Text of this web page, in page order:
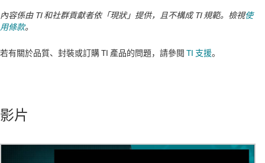
內容係由 TI 和社群貢獻者依「現狀」提供，且不構成 TI 規範。檢視使
用條款。
若有關於品質、封裝或訂購 TI 產品的問題，請參閱 TI 支援。​​​​​​​​​​​​​​
影片